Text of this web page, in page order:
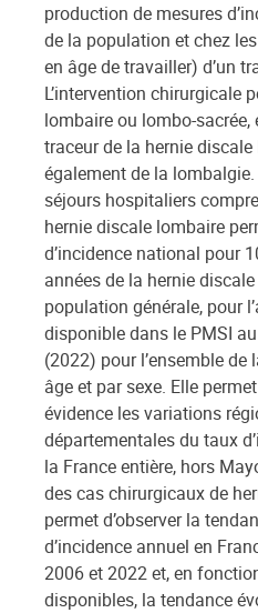
production de mesures
de la population et chez
en âge de travailler) d’un
L’intervention chirurgicale
lombaire ou lombo-
traceur de la hernie
également de la
séjours hospitaliers
hernie discale lombaire
d’incidence national pour
années de la hernie
population générale, pour
disponible dans le PMSI
(2022) pour l’ensemble
âge et par sexe. Elle
évidence les variations
départementales du taux
la France entière, hors
des cas chirurgicaux de
permet d’observer la
d’incidence annuel en
2006 et 2022 et, en
disponibles, la tendance